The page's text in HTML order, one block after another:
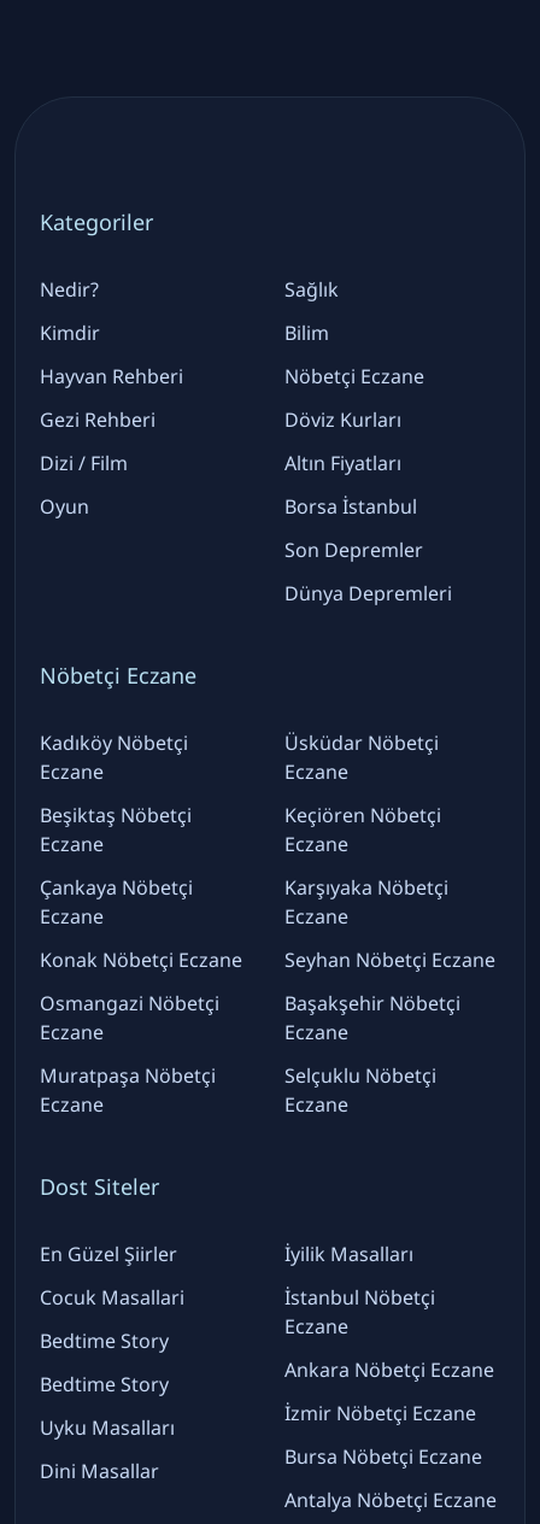
Kategoriler
Nedir?
Kimdir
Hayvan Rehberi
Gezi Rehberi
Dizi / Film
Oyun
Sağlık
Bilim
Nöbetçi Eczane
Döviz Kurları
Altın Fiyatları
Borsa İstanbul
Son Depremler
Dünya Depremleri
Nöbetçi Eczane
Kadıköy Nöbetçi
Eczane
Beşiktaş Nöbetçi
Eczane
Çankaya Nöbetçi
Eczane
Konak Nöbetçi Eczane
Osmangazi Nöbetçi
Eczane
Muratpaşa Nöbetçi
Eczane
Üsküdar Nöbetçi
Eczane
Keçiören Nöbetçi
Eczane
Karşıyaka Nöbetçi
Eczane
Seyhan Nöbetçi Eczane
Başakşehir Nöbetçi
Eczane
Selçuklu Nöbetçi
Eczane
Dost Siteler
En Güzel Şiirler
Cocuk Masallari
Bedtime Story
Bedtime Story
Uyku Masalları
Dini Masallar
İyilik Masalları
İstanbul Nöbetçi
Eczane
Ankara Nöbetçi Eczane
İzmir Nöbetçi Eczane
Bursa Nöbetçi Eczane
Antalya Nöbetçi Eczane